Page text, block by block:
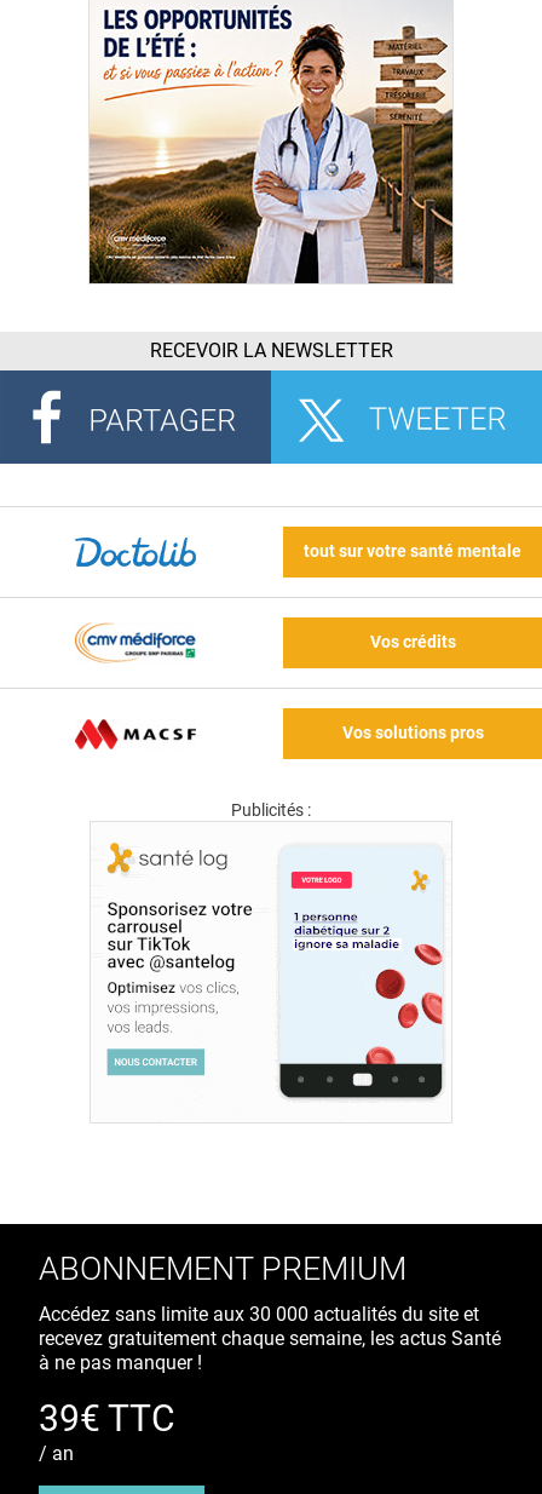
RECEVOIR LA NEWSLETTER
tout sur votre santé mentale
Vos crédits
Vos solutions pros
Publicités :
ABONNEMENT PREMIUM
Accédez sans limite aux 30 000 actualités du site et
recevez gratuitement chaque semaine, les actus Santé
à ne pas manquer !
39€ TTC
/ an